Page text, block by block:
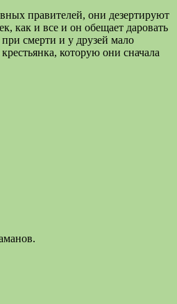
правителей, они дезертируют
как и все и он обещает даровать
смерти и у друзей мало
которую они сначала